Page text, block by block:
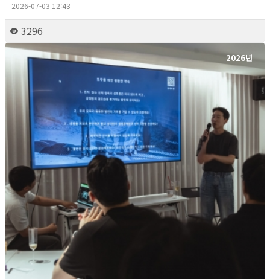
2026-07-03 12:43
3296
2026년